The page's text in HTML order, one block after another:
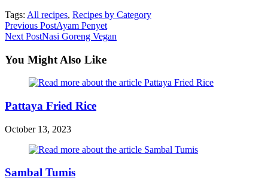
Tags: All recipes, Recipes by Category
Read
more
articles
Previous PostAyam Penyet
Next PostNasi Goreng Vegan
You Might Also Like
Pattaya Fried Rice
October 13, 2023
Sambal Tumis